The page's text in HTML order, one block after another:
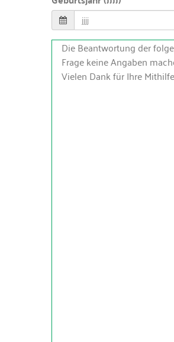
Die Beantwortung der
Frage keine Angaben
Vielen Dank für Ihre Mithilfe